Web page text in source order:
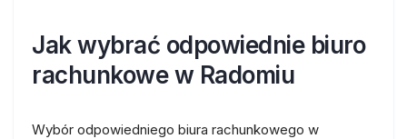
Jak wybrać odpowiednie biuro
rachunkowe w Radomiu
Wybór odpowiedniego biura rachunkowego w